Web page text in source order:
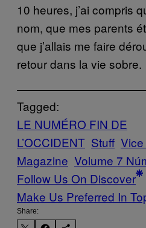
10 heures, j’ai compris
nom, que mes parents
que j’allais me faire
retour dans la vie sobre.
Tagged:
LE NUMÉRO FIN DE
L’OCCIDENT Stuff
Magazine Volume 7
Follow Us On Discover
Make Us Preferred In
Share: